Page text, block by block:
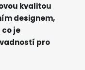
kvalitou
designem,
je
pro